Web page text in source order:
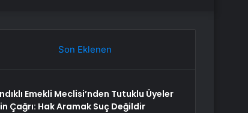
Son Eklenen
Emekli Meclisi’nden Tutuklu Üyeler
Çağrı: Hak Aramak Suç Değildir